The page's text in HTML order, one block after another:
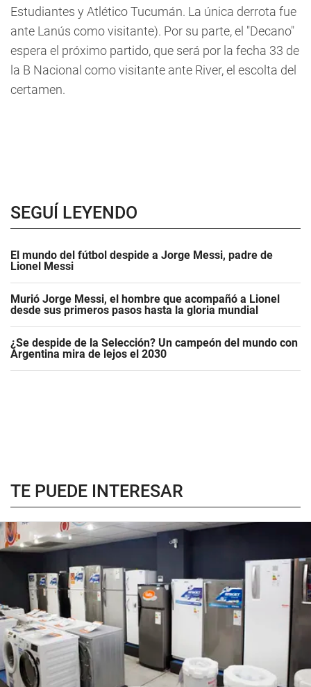
Estudiantes y Atlético Tucumán. La única derrota fue
ante Lanús como visitante). Por su parte, el "Decano"
espera el próximo partido, que será por la fecha 33 de
la B Nacional como visitante ante River, el escolta del
certamen.
SEGUÍ LEYENDO
El mundo del fútbol despide a Jorge Messi, padre de
Lionel Messi
Murió Jorge Messi, el hombre que acompañó a Lionel
desde sus primeros pasos hasta la gloria mundial
¿Se despide de la Selección? Un campeón del mundo con
Argentina mira de lejos el 2030
TE PUEDE INTERESAR